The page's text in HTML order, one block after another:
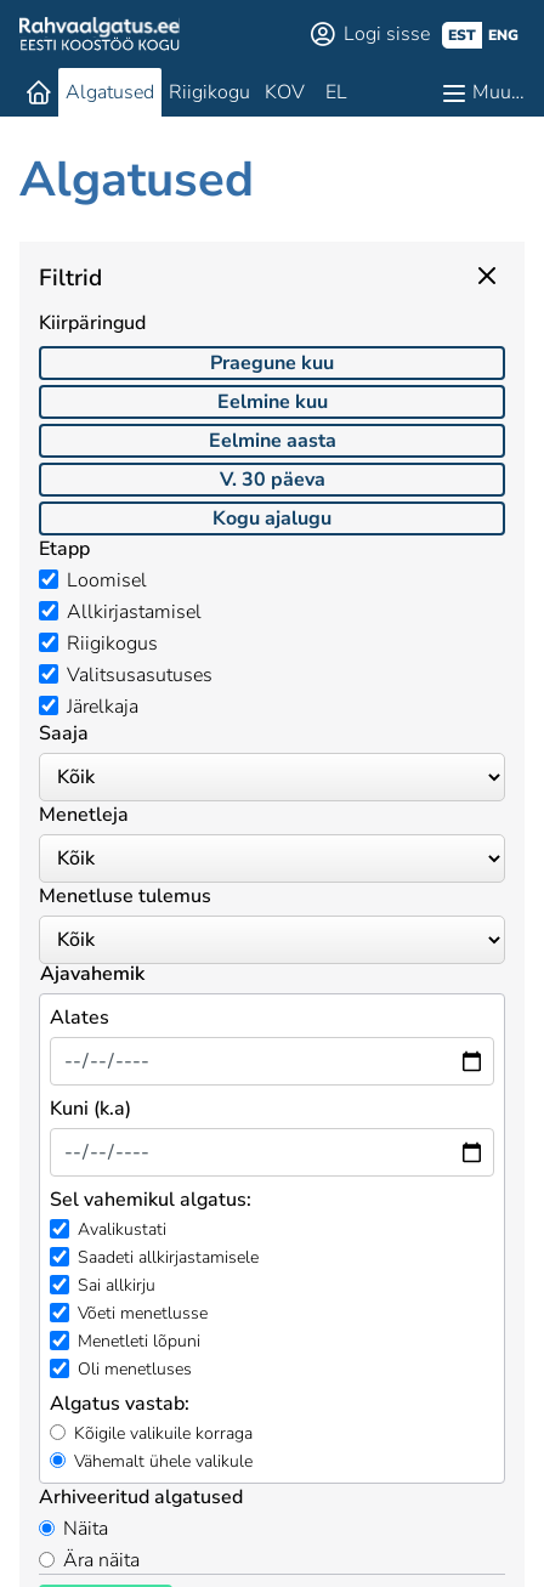
Logi sisse EST ENG
Algatused Riigikogu KOV EL Muu…
Algatused
Filtrid
Kiirpäringud
Praegune kuu
Eelmine kuu
Eelmine aasta
V. 30 päeva
Kogu ajalugu
Etapp
Loomisel
Allkirjastamisel
Riigikogus
Valitsusasutuses
Järelkaja
Saaja
Menetleja
Menetluse tulemus
Ajavahemik
Alates
Kuni (k.a)
Sel vahemikul algatus:
Avalikustati
Saadeti allkirjastamisele
Sai allkirju
Võeti menetlusse
Menetleti lõpuni
Oli menetluses
Algatus vastab:
Kõigile valikuile korraga
Vähemalt ühele valikule
Arhiveeritud algatused
Näita
Ära näita